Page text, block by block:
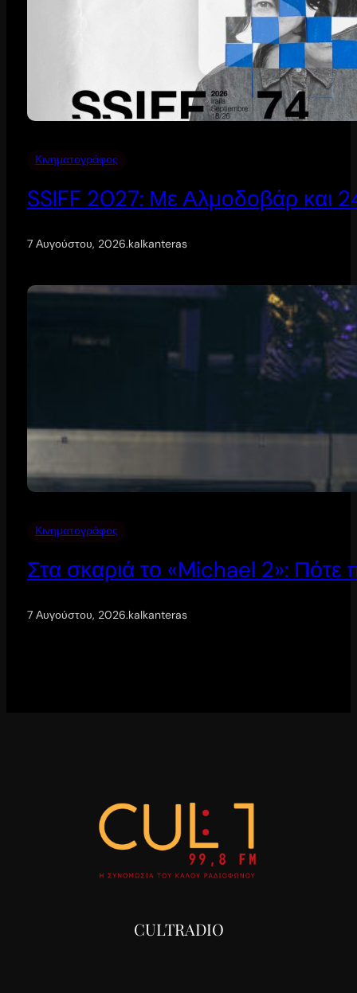
Κινηματογράφος
SSIFF 2027: Με Αλμοδοβάρ και 24
7 Αυγούστου, 2026.kalkanteras
Κινηματογράφος
Στα σκαριά το «Michael 2»: Πότε
7 Αυγούστου, 2026.kalkanteras
CULTRADIO